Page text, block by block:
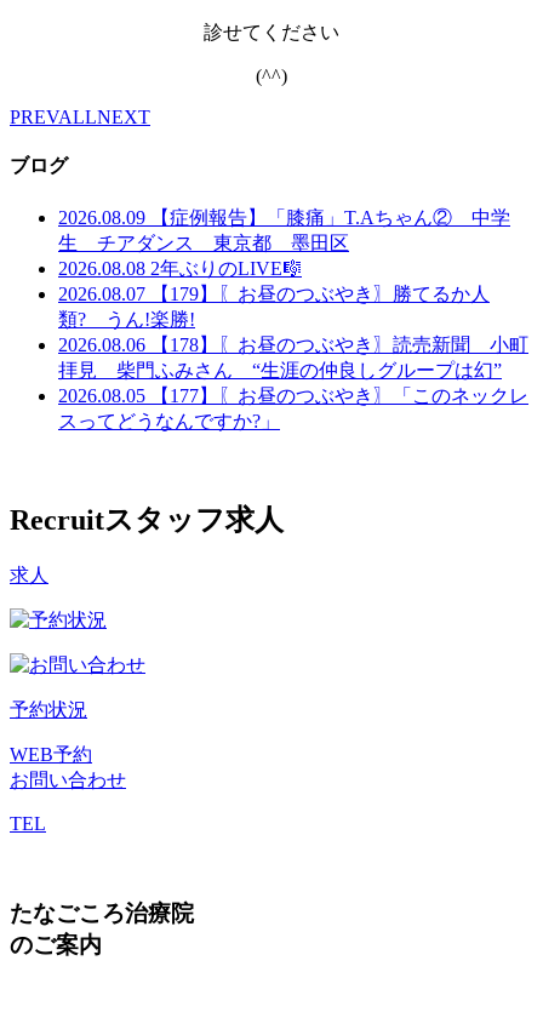
診せてください
(^^)
PREVALLNEXT
ブログ
2026.08.09
【症例報告】「膝痛」T.Aちゃん② 中学
生 チアダンス 東京都 墨田区
2026.08.08 2年ぶりのLIVE🎼
2026.08.07
【179】〖お昼のつぶやき〗勝てるか人
類? うん!楽勝!
2026.08.06
【178】〖お昼のつぶやき〗読売新聞 小町
拝見 柴門ふみさん “生涯の仲良しグループは幻”
2026.08.05
【177】〖お昼のつぶやき〗「このネックレ
スってどうなんですか?」
Recruitスタッフ求人
求人
予約状況
WEB予約
お問い合わせ
TEL
たなごころ治療院
のご案内